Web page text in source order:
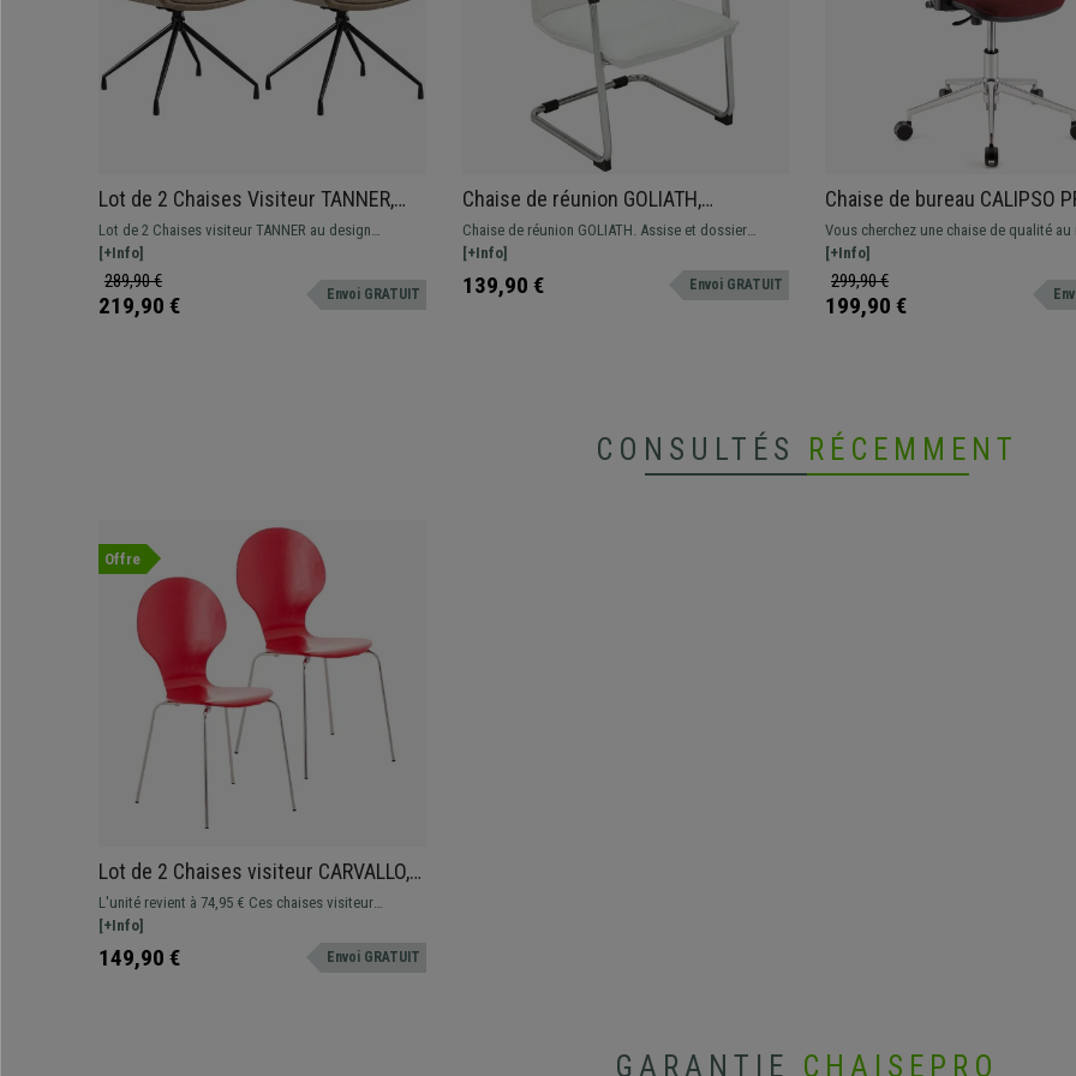
Lot de 2 Chaises Visiteur TANNER,
Structure Métallique, Pivotante à
180º, Cuir, Gris
Lot de 2 Chaises visiteur TANNER au design
moderne avec revêtement en velours, disponible en
différentes couleurs.
[+Info]
289,90 €
219,90 € Envoi GRATUIT
Chaise de réunion GOLIATH,
Structure Métallique, Grand
Rembourrage et Design élégant, Cuir,
Blanc
Chaise de réunion GOLIATH. Assise et dossier
commodes avec un grand rembourrage et
revêtement en cuir synthétique de grande qualité.
[+Info]
139,90 € Envoi GRATUIT
Chaise de bureau CALIPSO
Dossier et Accoudoirs
Piétement Métallique, En
Bordeaux
Vous cherchez une chaise de qualité au
prix? Ce modèle vous offre un confort
quotidien. Disponible en différentes
[+Info]
299,90 €
199,90 €
CONSULTÉS RÉCEMMENT
Offre
Lot de 2 Chaises visiteur CARVALLO,
Structure Métallique, Empilables,
Rouge
L'unité revient à 74,95 € Ces chaises visiteur
exclusives sont votre grand allié pour offrir à vos
invités ou clients un siège de qualité. Elle associe
design séduisant, matériaux de qualité et confort.
[+Info]
149,90 € Envoi GRATUIT
GARANTIE CHAISEPRO